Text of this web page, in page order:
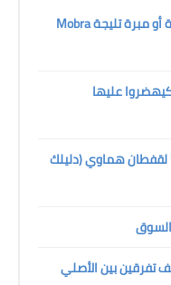
أنواع الأثواب و الأقمشة تليجة مبرة أو مبرة تليجة Mobra
عليها
لقفطان هماوي (دليلك
تفرقين بين الأصلي